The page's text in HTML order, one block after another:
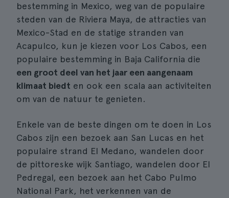
bestemming in Mexico, weg van de populaire
steden van de Riviera Maya, de attracties van
Mexico-Stad en de statige stranden van
Acapulco, kun je kiezen voor Los Cabos, een
populaire bestemming in Baja California die
een groot deel van het jaar een aangenaam
klimaat biedt en ook een scala aan activiteiten
om van de natuur te genieten.
Enkele van de beste dingen om te doen in Los
Cabos zijn een bezoek aan San Lucas en het
populaire strand El Medano, wandelen door
de pittoreske wijk Santiago, wandelen door El
Pedregal, een bezoek aan het Cabo Pulmo
National Park, het verkennen van de